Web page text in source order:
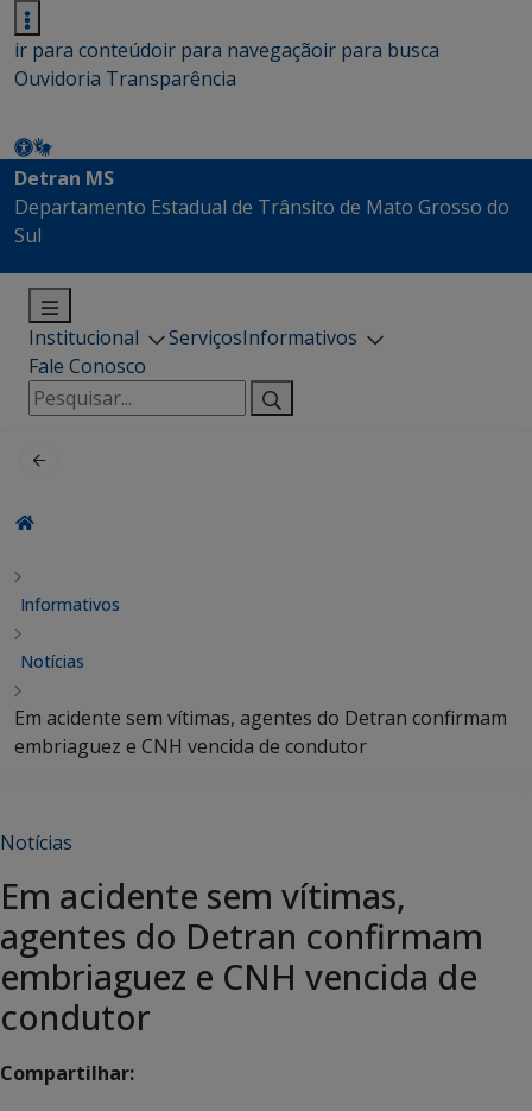
ir para conteúdoir para navegaçãoir para busca
Ouvidoria Transparência
Detran MS
Departamento Estadual de Trânsito de Mato Grosso do
Sul
Institucional ServiçosInformativos
Fale Conosco
Pesquisar
por:
Informativos
Notícias
Em acidente sem vítimas, agentes do Detran confirmam
embriaguez e CNH vencida de condutor
Notícias
Em acidente sem vítimas,
agentes do Detran confirmam
embriaguez e CNH vencida de
condutor
Compartilhar: